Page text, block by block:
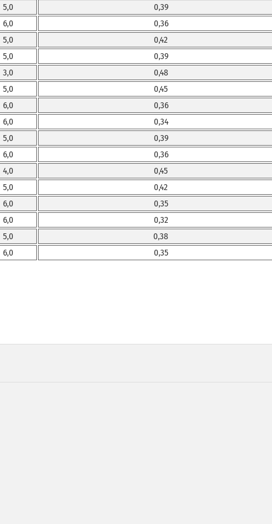
5,0 0,39
6,0 0,36
5,0 0,42
5,0 0,39
3,0 0,48
5,0 0,45
6,0 0,36
6,0 0,34
5,0 0,39
6,0 0,36
4,0 0,45
5,0 0,42
6,0 0,35
6,0 0,32
5,0 0,38
6,0 0,35